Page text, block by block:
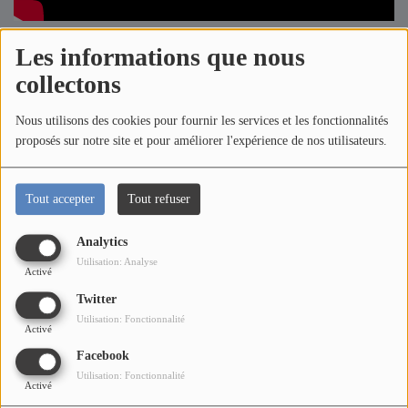
Les informations que nous
collectons
Nous utilisons des cookies pour fournir les services et les fonctionnalités
proposés sur notre site et pour améliorer l'expérience de nos utilisateurs.
Tout accepter Tout refuser
Analytics
Activé
Utilisation: Analyse
Twitter
Activé
Utilisation: Fonctionnalité
Facebook
Activé
Utilisation: Fonctionnalité
Titres diffusés
Top 10
Médias
Photos
Vidéos
Podcasts
Participez
Témoignages
Jeux Concours
23 septembre 2025 - 22:52- 1156 vues
La destinée: compétition ou mission ?
Commentaires(0)
Connectez-vous pour commenter cet article